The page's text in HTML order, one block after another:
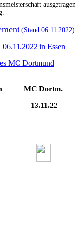
(Stand 06.11.2022)
in Essen
MC Dortmund
MC Dortm.
13.11.22